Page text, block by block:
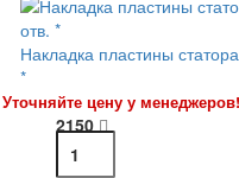
Накладка пластины
*
Уточняйте цену у менеджеров!
2150